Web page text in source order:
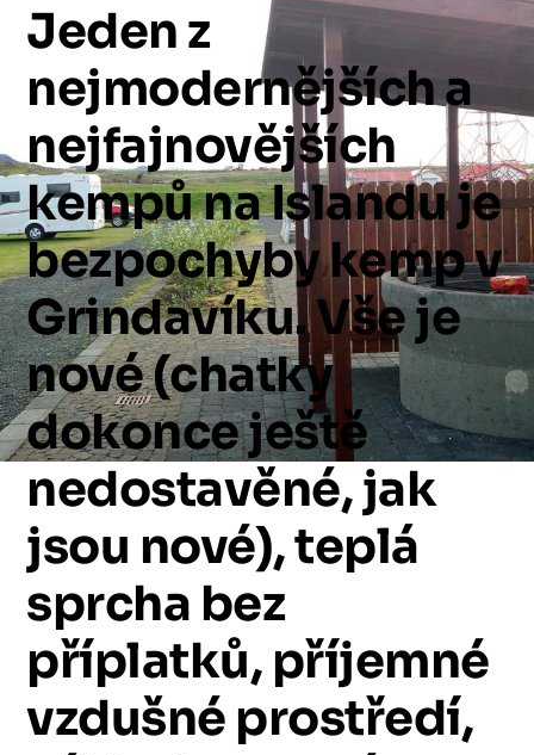
Jedenz
nejmodernějšícha
nejfajnovějších
kempůnaIslanduje
bezpochybykempv
Grindavíku.Všeje
nové(chatky
dokonceještě
nedostavěné,jak
jsou nové),teplá
sprcha bez
příplatků, příjemné
vzdušné prostředí,